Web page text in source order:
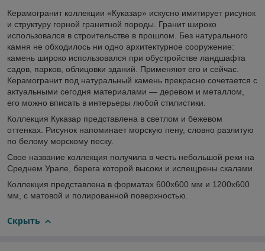
Керамогранит коллекции «Куказар» искусно имитирует рисунок
и структуру горной гранитной породы. Гранит широко
использовался в строительстве в прошлом. Без натурального
камня не обходилось ни одно архитектурное сооружение:
камень широко использовался при обустройстве ландшафта
садов, парков, облицовки зданий. Применяют его и сейчас.
Керамогранит под натуральный камень прекрасно сочетается с
актуальными сегодня материалами — деревом и металлом,
его можно вписать в интерьеры любой стилистики.
Коллекция Куказар представлена в светлом и бежевом
оттенках. Рисунок напоминает морскую пену, словно разлитую
по белому морскому песку.
Свое название коллекция получила в честь небольшой реки на
Среднем Урале, берега которой высоки и испещрены скалами.
Коллекция представлена в форматах 600х600 мм и 1200х600
мм, с матовой и полированной поверхностью.
Скрыть